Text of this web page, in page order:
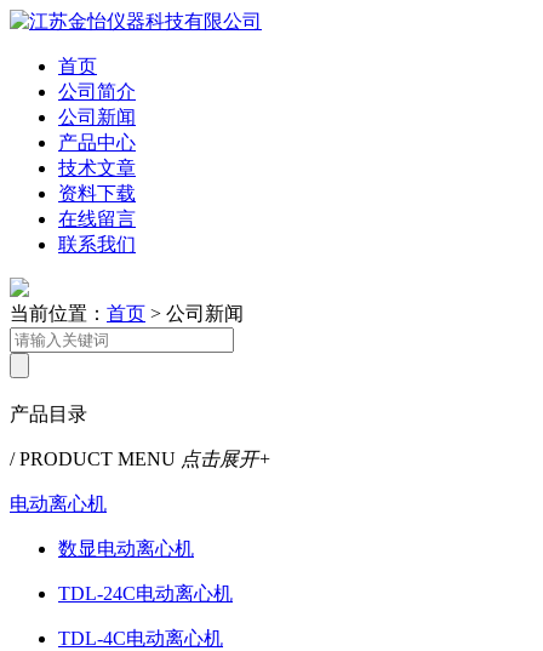
首页
公司简介
公司新闻
产品中心
技术文章
资料下载
在线留言
联系我们
当前位置： 首页 > 公司新闻
产品目录
/ PRODUCT MENU 点击展开+
电动离心机
数显电动离心机
TDL-24C电动离心机
TDL-4C电动离心机